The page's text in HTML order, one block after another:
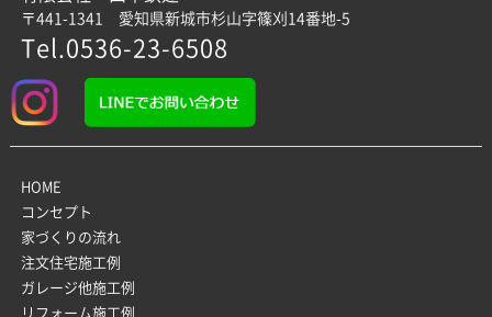
〒441-1341 愛知県新城市杉山字篠刈14番地-5
Tel.0536-23-6508
HOME
コンセプト
家づくりの流れ
注文住宅施工例
ガレージ他施工例
リフォーム施工例